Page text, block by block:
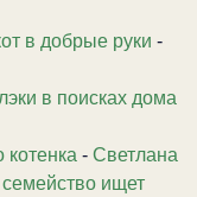
в добрые руки -
в поисках дома
- Светлана
ищет